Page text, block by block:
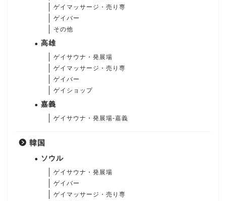
ゲイマッサージ・売り専
ゲイバー
その他
高雄
ゲイサウナ・発展場
ゲイマッサージ・売り専
ゲイバー
ゲイショップ
嘉義
ゲイサウナ・発展場-嘉義
韓国
ソウル
ゲイサウナ・発展場
ゲイバー
ゲイマッサージ・売り専